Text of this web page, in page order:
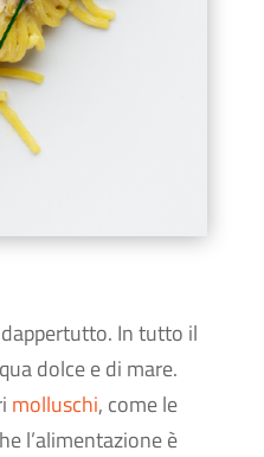
In tutto il
dolce e di mare.
molluschi, come le
l’alimentazione è